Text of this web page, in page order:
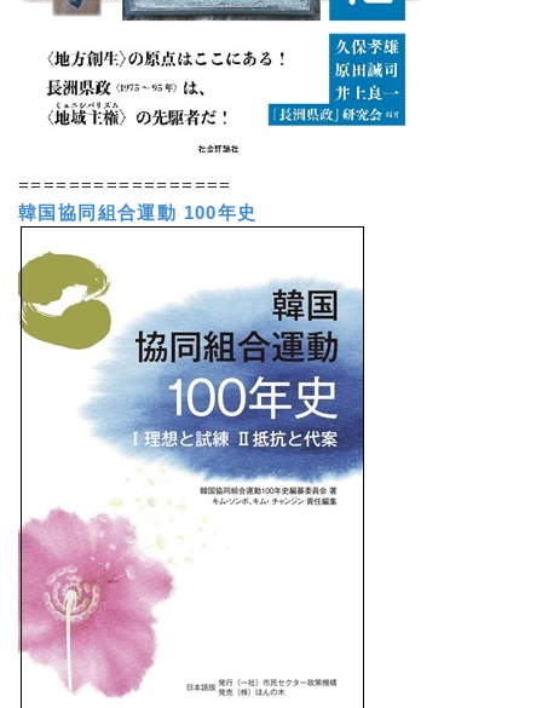
=================
韓国協同組合運動 100年史